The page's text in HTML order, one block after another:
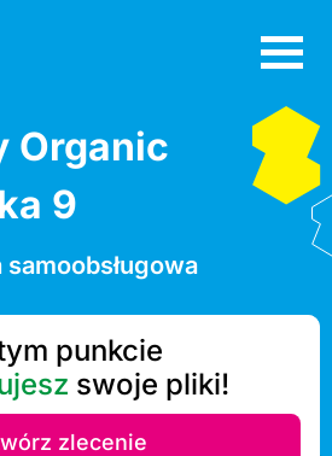
Organic
9
punkcie
swoje pliki!
zlecenie